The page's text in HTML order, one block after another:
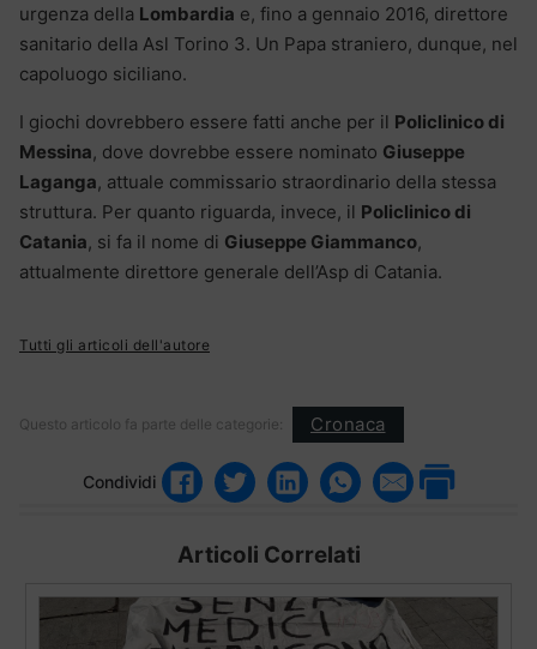
urgenza della Lombardia e, fino a gennaio 2016, direttore
sanitario della Asl Torino 3. Un Papa straniero, dunque, nel
capoluogo siciliano.
I giochi dovrebbero essere fatti anche per il Policlinico di
Messina, dove dovrebbe essere nominato Giuseppe
Laganga, attuale commissario straordinario della stessa
struttura. Per quanto riguarda, invece, il Policlinico di
Catania, si fa il nome di Giuseppe Giammanco,
attualmente direttore generale dell’Asp di Catania.
Tutti gli articoli dell'autore
Questo articolo fa parte delle categorie: Cronaca
Condividi
Articoli Correlati